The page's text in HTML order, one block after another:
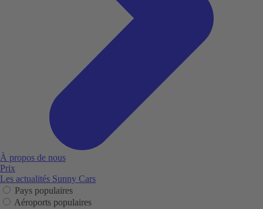
À propos de nous
Prix
Les actualités Sunny Cars
Pays populaires
Aéroports populaires